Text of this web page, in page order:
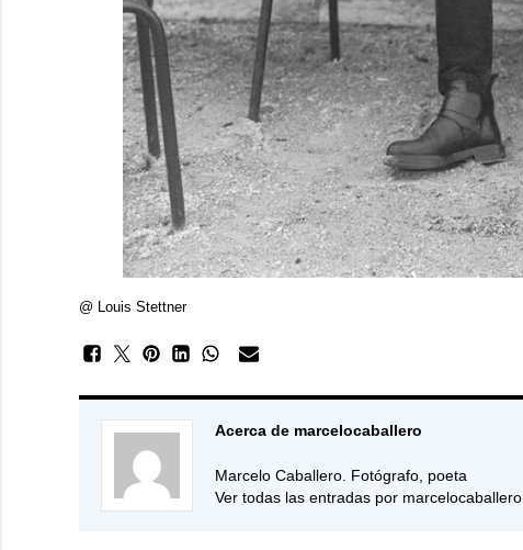
@ Louis Stettner
Acerca de marcelocaballero
Marcelo Caballero. Fotógrafo, poeta
Ver todas las entradas por marcelocaballero